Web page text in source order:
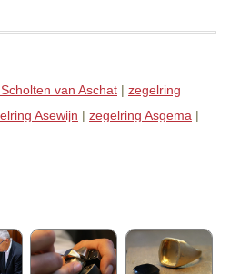
van Aschat | zegelring
Asewijn | zegelring Asgema |